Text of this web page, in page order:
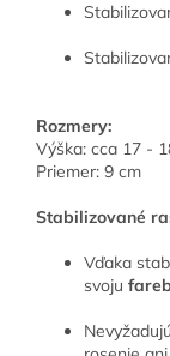
Rozmery:
Výška: cca 17 -
Priemer: 9 cm
Stabilizované
Vďaka
svoju